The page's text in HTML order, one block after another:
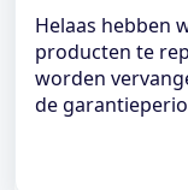
Helaas hebben
producten te
worden
de